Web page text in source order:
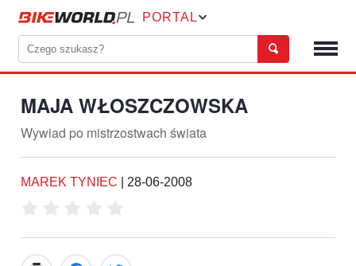
PORTAL
MAJA WŁOSZCZOWSKA
Wywiad po mistrzostwach świata
MAREK TYNIEC |28-06-2008